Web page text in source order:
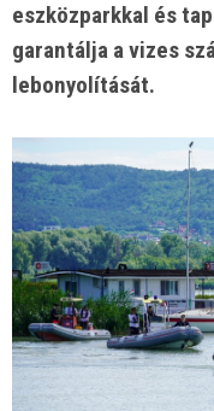
eszközparkkal és
garantálja a vizes
lebonyolítását.